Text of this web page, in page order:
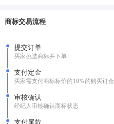
商标交易流程
提交订单
买家挑选商标并下单
支付定金
买家需支付商标标价的10%的购买订金
审核确认
经纪人审核确认商标状态
支付尾款